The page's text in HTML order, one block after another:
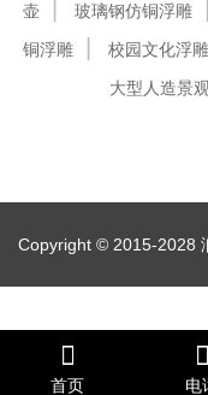
壶
玻璃钢仿铜浮雕
铜浮雕
校园文化浮雕
大型人造景
Copyright © 2015-2028
首页 电